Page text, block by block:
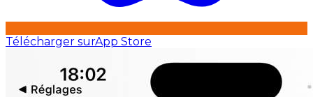
Télécharger surApp Store